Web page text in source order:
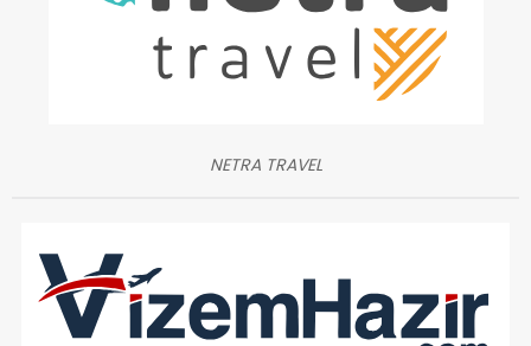
NETRA TRAVEL